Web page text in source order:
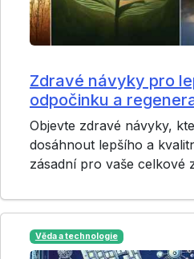
Zdravé návyky pro
odpočinku a
Objevte zdravé návyky,
dosáhnout lepšího a
zásadní pro vaše celkové
Věda a technologie